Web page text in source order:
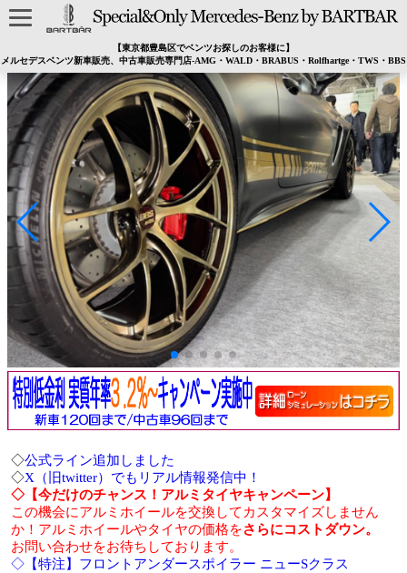
【東京都豊島区でベンツお探しのお客様に】
メルセデスベンツ新車販売、中古車販売専門店-AMG・WALD・BRABUS・Rolfhartge・TWS・BBS
◇公式ライン追加しました
◇X（旧twitter）でもリアル情報発信中！
◇【今だけのチャンス！アルミタイヤキャンペーン】
この機会にアルミホイールを交換してカスタマイズしません
か！アルミホイールやタイヤの価格をさらにコストダウン。
お問い合わせをお待ちしております。
◇【特注】フロントアンダースポイラー ニューSクラス